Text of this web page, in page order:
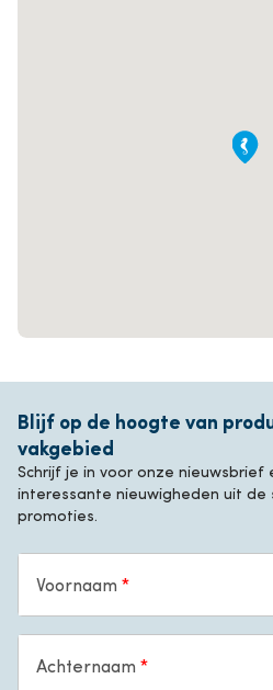
Blijf op de hoogte van
vakgebied
Schrijf je in voor onze nieuwsbrief
interessante nieuwigheden uit
promoties.
Voornaam
Achternaam